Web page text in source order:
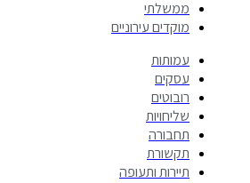
ממשלתי
מוקדים עירוניים
עמותות
עסקים
רובוטים
שליחויות
תחבורה
תקשורת
תיירות ותעופה